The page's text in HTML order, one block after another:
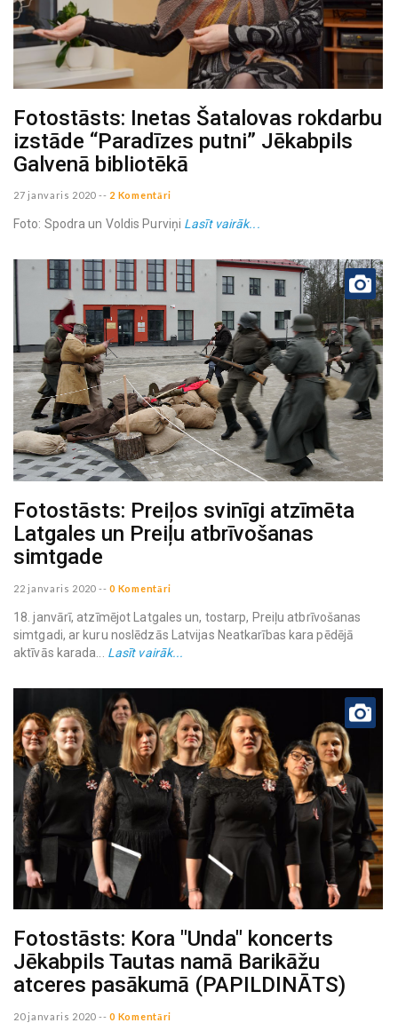
Fotostāsts: Inetas Šatalovas rokdarbu
izstāde “Paradīzes putni” Jēkabpils
Galvenā bibliotēkā
27 janvaris 2020 -- 2 Komentāri
Foto: Spodra un Voldis Purviņi Lasīt vairāk...
Fotostāsts: Preiļos svinīgi atzīmēta
Latgales un Preiļu atbrīvošanas
simtgade
22 janvaris 2020 -- 0 Komentāri
18. janvārī, atzīmējot Latgales un, tostarp, Preiļu atbrīvošanas
simtgadi, ar kuru noslēdzās Latvijas Neatkarības kara pēdējā
aktīvās karada... Lasīt vairāk...
Fotostāsts: Kora "Unda" koncerts
Jēkabpils Tautas namā Barikāžu
atceres pasākumā (PAPILDINĀTS)
20 janvaris 2020 -- 0 Komentāri